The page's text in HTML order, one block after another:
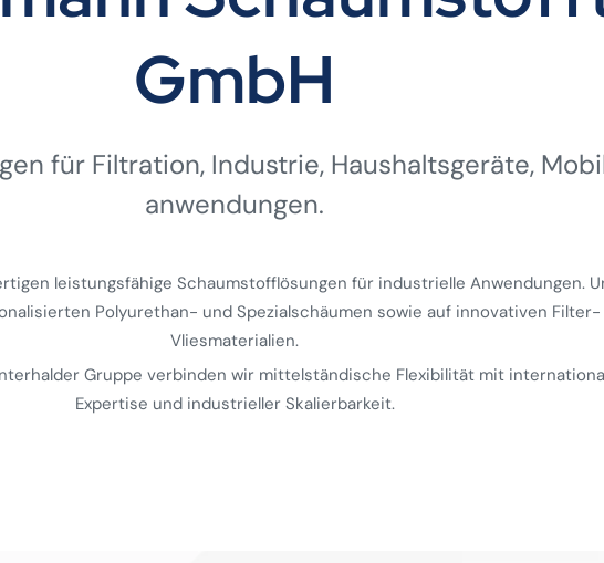
GmbH
für Filtration, Industrie, Haushalts­geräte,
anwendungen.
leistungsfähige Schaumstofflösungen für industrielle Anwendungen.
Polyurethan- und Spezialschäumen sowie auf innovativen
Vliesmaterialien.
Gruppe verbinden wir mittelständische Flexibilität mit
Expertise und industrieller Skalierbarkeit.